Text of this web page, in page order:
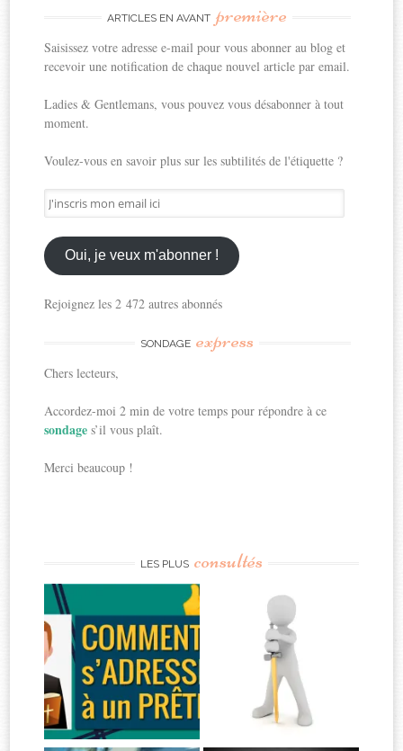
ARTICLES EN AVANT première
Saisissez votre adresse e-mail pour vous abonner au blog et
recevoir une notification de chaque nouvel article par email.
Ladies & Gentlemans, vous pouvez vous désabonner à tout
moment.
Voulez-vous en savoir plus sur les subtilités de l'étiquette ?
J'inscris
mon
email
ici
Oui, je veux m'abonner !
Rejoignez les 2 472 autres abonnés
SONDAGE express
Chers lecteurs,
Accordez-moi 2 min de votre temps pour répondre à ce
sondages’il vous plaît.
Merci beaucoup !
LES PLUS consultés